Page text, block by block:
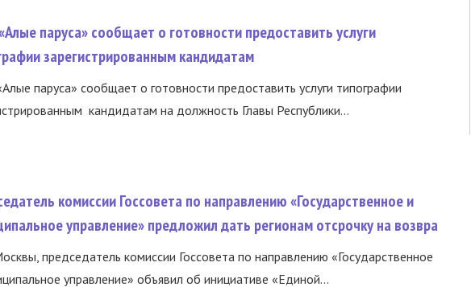
паруса» сообщает о готовности предоставить услуги
зарегистрированным кандидатам
паруса» сообщает о готовности предоставить услуги типографии
кандидатам на должность Главы Республики...
комиссии Госсовета по направлению «Государственное и
управление» предложил дать регионам отсрочку на возвра
председатель комиссии Госсовета по направлению «Государственное
управление» объявил об инициативе «Единой...